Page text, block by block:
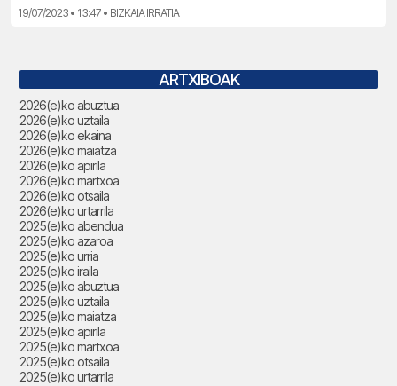
19/07/2023 • 13:47 • BIZKAIA IRRATIA
ARTXIBOAK
2026(e)ko abuztua
2026(e)ko uztaila
2026(e)ko ekaina
2026(e)ko maiatza
2026(e)ko apirila
2026(e)ko martxoa
2026(e)ko otsaila
2026(e)ko urtarrila
2025(e)ko abendua
2025(e)ko azaroa
2025(e)ko urria
2025(e)ko iraila
2025(e)ko abuztua
2025(e)ko uztaila
2025(e)ko maiatza
2025(e)ko apirila
2025(e)ko martxoa
2025(e)ko otsaila
2025(e)ko urtarrila